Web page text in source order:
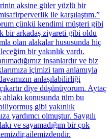
aksine güler yüzlü bir
ile karşılaştım.”
çünkü kendimi müşteri gibi
bir arkadaş ziyareti gibi oldu
olan alakalar hususunda hiç
bir yakınlık vardı.
insanlardır ve biz
içimizi tam anlamıyla
anlaşılabilirliği
diye düşünüyorum. Aytaç
ahlakı konusunda tüm bu
gibi yakınlık
yardımcı olmuştur. Saygılı
ve sayamadığım bir çok